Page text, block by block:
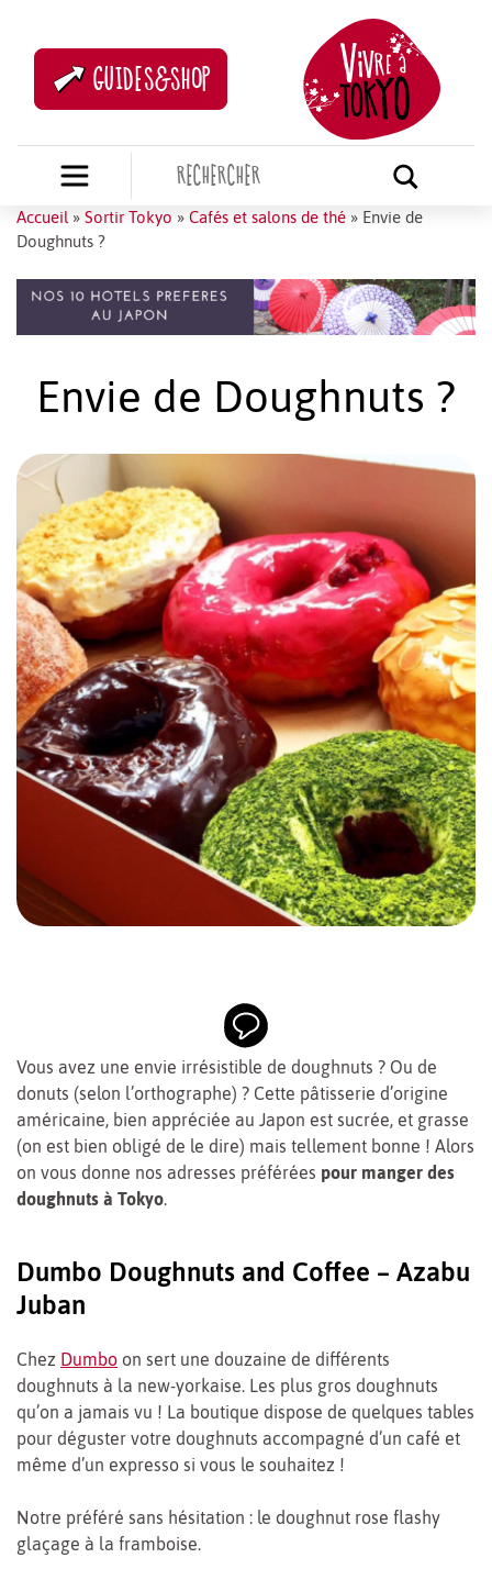
GUIDES&SHOP
Accueil » Sortir Tokyo » Cafés et salons de thé » Envie de
Doughnuts ?
Envie de Doughnuts ?
Vous avez une envie irrésistible de doughnuts ? Ou de
donuts (selon l’orthographe) ? Cette pâtisserie d’origine
américaine, bien appréciée au Japon est sucrée, et grasse
(on est bien obligé de le dire) mais tellement bonne ! Alors
on vous donne nos adresses préférées pour manger des
doughnuts à Tokyo.
Dumbo Doughnuts and Coffee – Azabu
Juban
Chez Dumbo on sert une douzaine de différents
doughnuts à la new-yorkaise. Les plus gros doughnuts
qu’on a jamais vu ! La boutique dispose de quelques tables
pour déguster votre doughnuts accompagné d’un café et
même d’un expresso si vous le souhaitez !
Notre préféré sans hésitation : le doughnut rose flashy
glaçage à la framboise.